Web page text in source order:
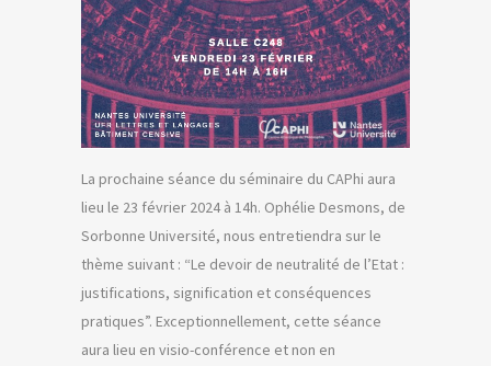
La prochaine séance du séminaire du CAPhi aura
lieu le 23 février 2024 à 14h. Ophélie Desmons, de
Sorbonne Université, nous entretiendra sur le
thème suivant : “Le devoir de neutralité de l’Etat :
justifications, signification et conséquences
pratiques”. Exceptionnellement, cette séance
aura lieu en visio-conférence et non en